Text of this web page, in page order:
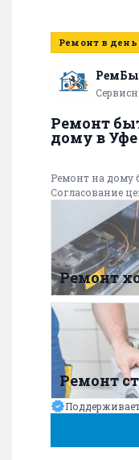
Ремонт в
Ремонт
дому в Уфе
Ремонт на дому
Согласование
Ремонт
Ремонт